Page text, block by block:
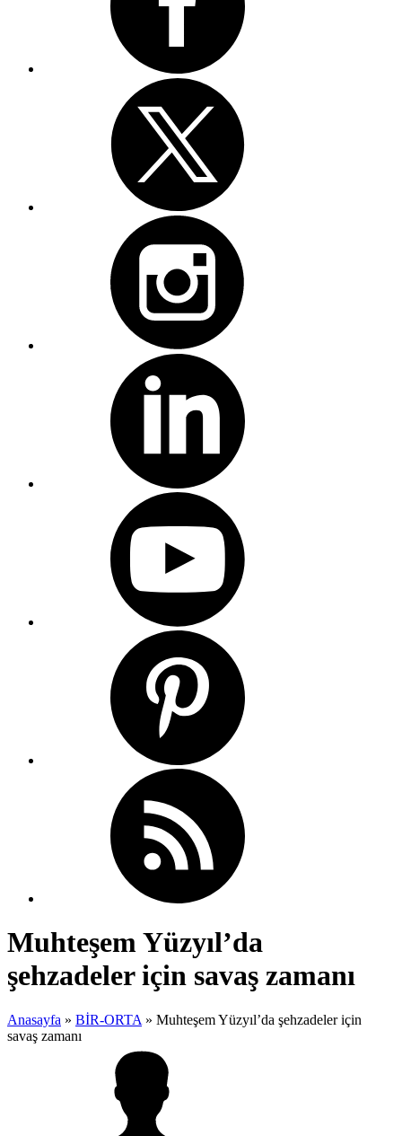
Muhteşem Yüzyıl’da
şehzadeler için savaş zamanı
Anasayfa » BİR-ORTA » Muhteşem Yüzyıl’da şehzadeler için
savaş zamanı